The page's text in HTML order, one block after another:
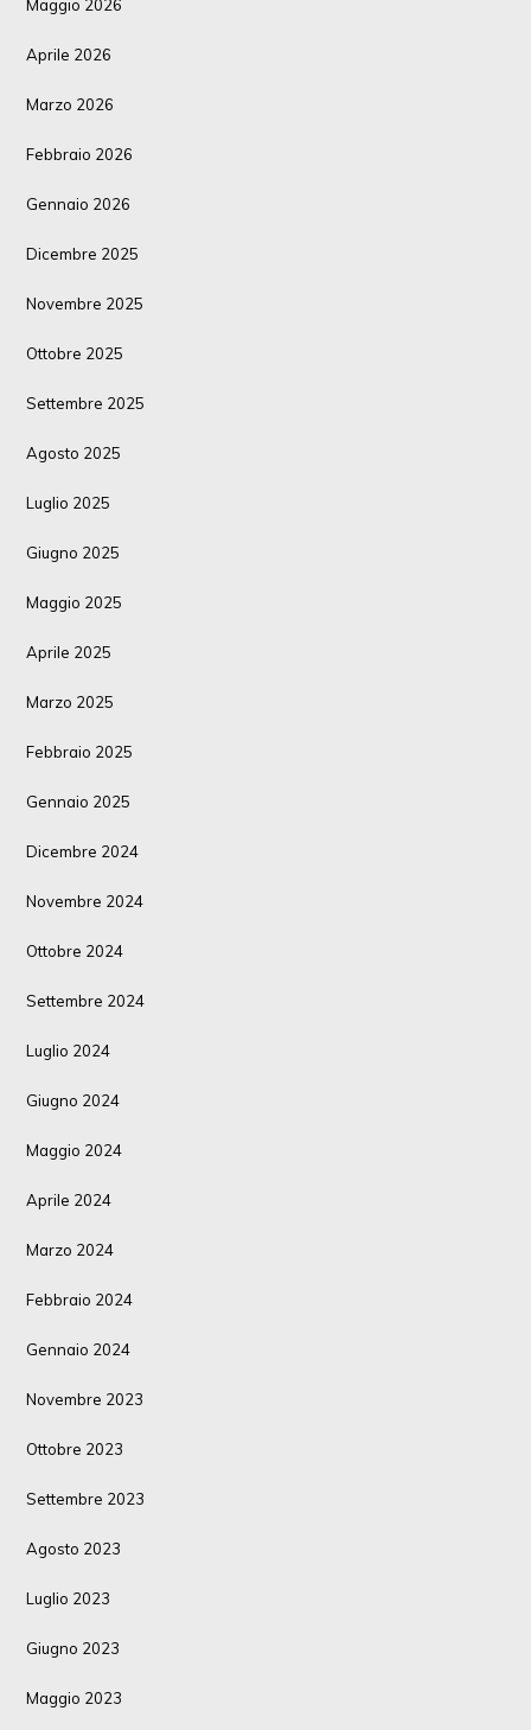
Maggio 2026
Aprile 2026
Marzo 2026
Febbraio 2026
Gennaio 2026
Dicembre 2025
Novembre 2025
Ottobre 2025
Settembre 2025
Agosto 2025
Luglio 2025
Giugno 2025
Maggio 2025
Aprile 2025
Marzo 2025
Febbraio 2025
Gennaio 2025
Dicembre 2024
Novembre 2024
Ottobre 2024
Settembre 2024
Luglio 2024
Giugno 2024
Maggio 2024
Aprile 2024
Marzo 2024
Febbraio 2024
Gennaio 2024
Novembre 2023
Ottobre 2023
Settembre 2023
Agosto 2023
Luglio 2023
Giugno 2023
Maggio 2023